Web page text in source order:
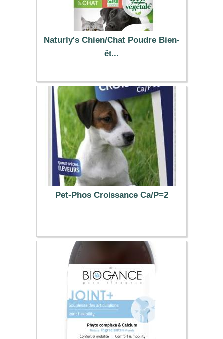
Naturly's Chien/Chat Poudre Bien-
êt...
12.59 €
Pet-Phos Croissance Ca/P=2
52.82 €